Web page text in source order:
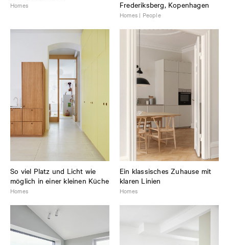
Homes
Frederiksberg, Kopenhagen
Homes | People
So viel Platz und Licht wie
möglich in einer kleinen Küche
Homes
Ein klassisches Zuhause mit
klaren Linien
Homes